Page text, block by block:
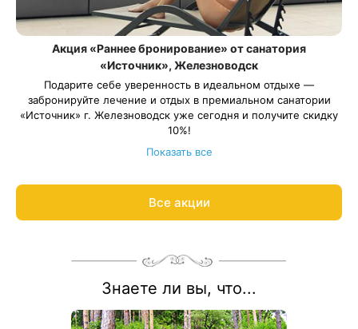
Акция «Раннее бронирование» от санатория
«Источник», Железноводск
Подарите себе уверенность в идеальном отдыхе —
забронируйте лечение и отдых в премиальном санатории
«Источник» г. Железноводск уже сегодня и получите скидку
10%!
Весь период проживания должен пройти в даты 11 января —
26 декабря 2027, кроме периода с 01 мая — 10 мая 2027.
Показать все
Все акции
Знаете ли вы, что...